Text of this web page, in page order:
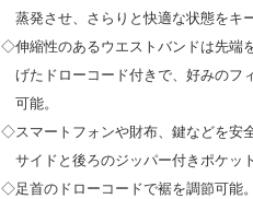
蒸発させ、さらりと快適な状態をキ
◇伸縮性のあるウエストバンドは先端
げたドローコード付きで、好みのフ
可能。
◇スマートフォンや財布、鍵などを安
サイドと後ろのジッパー付きポケット
◇足首のドローコードで裾を調節可能。